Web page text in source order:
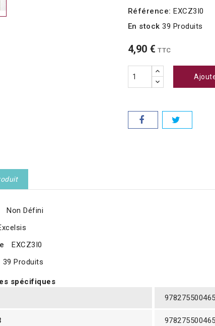
Référence: EXCZ3I0
En stock 39 Produits
4,90 € TTC
Non Défini
EXCZ3I0
39 Produits
spécifiques